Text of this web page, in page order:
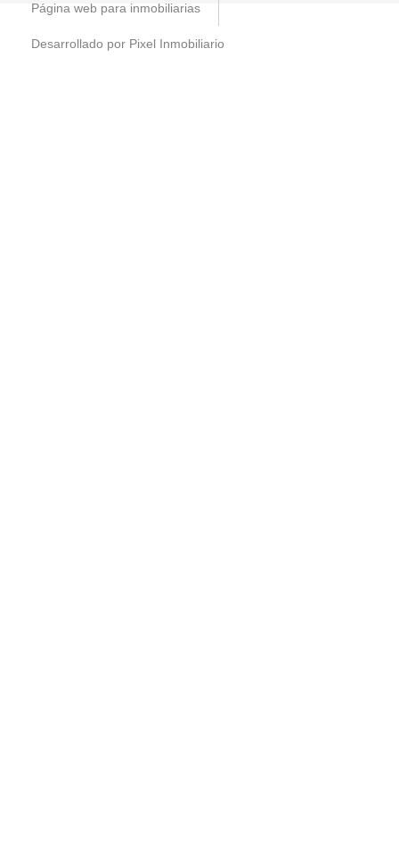
Página web para inmobiliarias
Desarrollado por Pixel Inmobiliario